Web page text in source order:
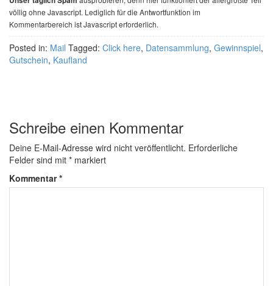
völlig ohne Javascript. Lediglich für die Antwortfunktion im
Kommentarbereich ist Javascript erforderlich.
Posted in: Mail Tagged: Click here, Datensammlung, Gewinnspiel,
Gutschein, Kaufland
Schreibe einen Kommentar
Deine E-Mail-Adresse wird nicht veröffentlicht. Erforderliche
Felder sind mit * markiert
Kommentar*